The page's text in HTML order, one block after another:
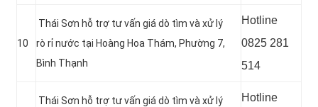
10
Thái Sơn hỗ trợ tư vấn giá dò tìm và xử lý
rò rỉ nước tại Hoàng Hoa Thám, Phường 7,
Bình Thạnh
Hotline
0825 281
514
Thái Sơn hỗ trợ tư vấn giá dò tìm và xử lý
Hotline